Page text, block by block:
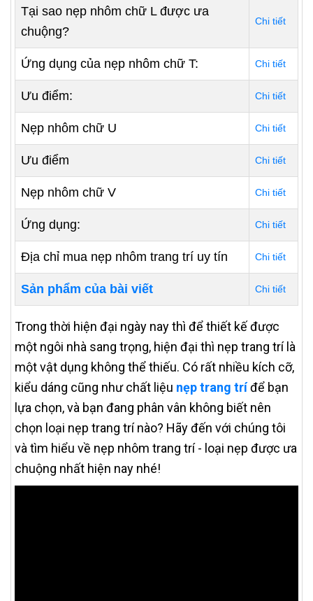
Tại sao nẹp nhôm chữ L được ưa
chuộng?
Chi tiết
Ứng dụng của nẹp nhôm chữ T: Chi tiết
Ưu điểm: Chi tiết
Nẹp nhôm chữ U Chi tiết
Ưu điểm Chi tiết
Nẹp nhôm chữ V Chi tiết
Ứng dụng: Chi tiết
Địa chỉ mua nẹp nhôm trang trí uy tín Chi tiết
Sản phẩm của bài viết Chi tiết
Trong thời hiện đại ngày nay thì để thiết kế được
một ngôi nhà sang trọng, hiện đại thì nẹp trang trí là
một vật dụng không thể thiếu. Có rất nhiều kích cỡ,
kiểu dáng cũng như chất liệu nẹp trang tríđể bạn
lựa chọn, và bạn đang phân vân không biết nên
chọn loại nẹp trang trí nào? Hãy đến với chúng tôi
và tìm hiểu về nẹp nhôm trang trí - loại nẹp được ưa
chuộng nhất hiện nay nhé!